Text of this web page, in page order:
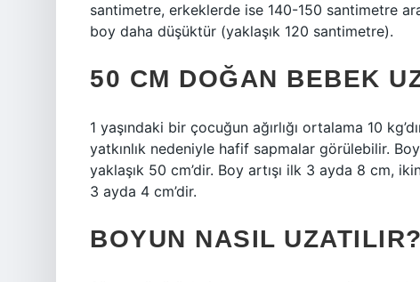
santimetre, erkeklerde ise 140-150 santimetre
boy daha düşüktür (yaklaşık 120 santimetre).
50 CM DOĞAN BEBEK
1 yaşındaki bir çocuğun ağırlığı ortalama 10
yatkınlık nedeniyle hafif sapmalar görülebilir.
yaklaşık 50 cm’dir. Boy artışı ilk 3 ayda 8 cm,
3 ayda 4 cm’dir.
BOYUN NASIL UZATILIR?